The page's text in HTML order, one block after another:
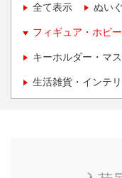
全て表示 ぬい
フィギュア・ホビー
キーホルダー・マ
生活雑貨・インテ